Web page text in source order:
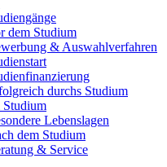
dem Studium
& Auswahlverfahren
durchs Studium
Studium
Lebenslagen
dem Studium
& Service